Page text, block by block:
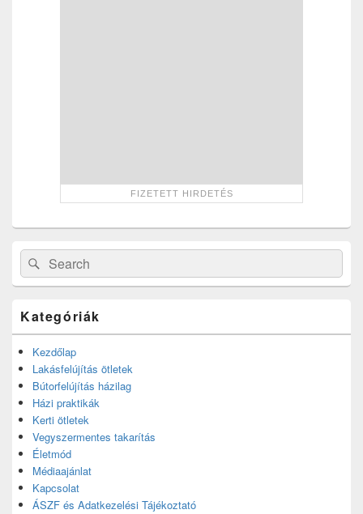
Search
for:
Search
Kategóriák
Kezdőlap
Lakásfelújítás ötletek
Bútorfelújítás házilag
Házi praktikák
Kerti ötletek
Vegyszermentes takarítás
Életmód
Médiaajánlat
Kapcsolat
ÁSZF és Adatkezelési Tájékoztató